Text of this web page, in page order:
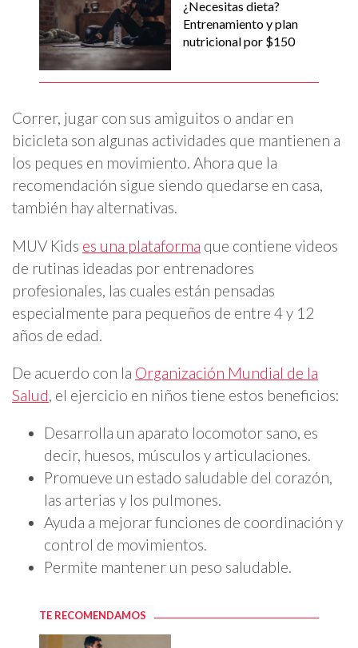
¿Necesitas dieta?
Entrenamiento y plan
nutricional por $150
Correr, jugar con sus amiguitos o andar en
bicicleta son algunas actividades que mantienen a
los peques en movimiento. Ahora que la
recomendación sigue siendo quedarse en casa,
también hay alternativas.
MUV Kids es una plataforma que contiene videos
de rutinas ideadas por entrenadores
profesionales, las cuales están pensadas
especialmente para pequeños de entre 4 y 12
años de edad.
De acuerdo con la Organización Mundial de la
Salud, el ejercicio en niños tiene estos beneficios:
Desarrolla un aparato locomotor sano, es
decir, huesos, músculos y articulaciones.
Promueve un estado saludable del corazón,
las arterias y los pulmones.
Ayuda a mejorar funciones de coordinación y
control de movimientos.
Permite mantener un peso saludable.
TE RECOMENDAMOS